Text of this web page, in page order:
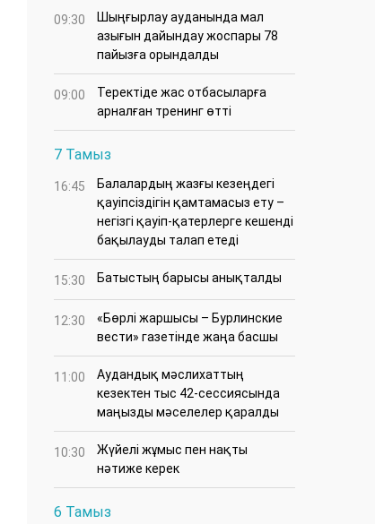
09:30
​Шыңғырлау ауданында мал
азығын дайындау жоспары 78
пайызға орындалды
09:00
​Теректіде жас отбасыларға
арналған тренинг өтті
7 Тамыз
16:45
Балалардың жазғы кезеңдегі
қауіпсіздігін қамтамасыз ету –
негізгі қауіп-қатерлерге кешенді
бақылауды талап етеді
15:30 Батыстың барысы анықталды
12:30
«Бөрлі жаршысы – Бурлинские
вести» газетінде жаңа басшы
11:00
Аудандық мәслихаттың
кезектен тыс 42-сессиясында
маңызды мәселелер қаралды
10:30
Жүйелі жұмыс пен нақты
нәтиже керек
6 Тамыз